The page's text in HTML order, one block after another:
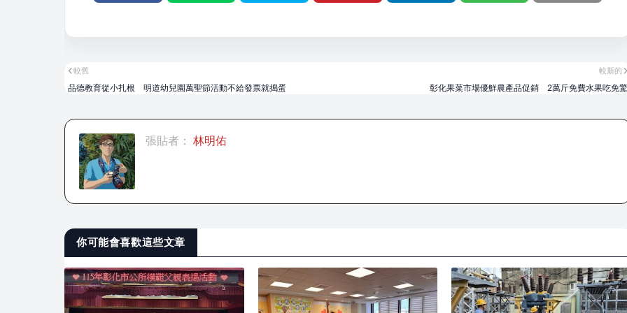
較新的
彰化果菜市場優鮮農產品促銷 2萬斤免費水果吃免驚
較舊
品德教育從小扎根 明道幼兒園萬聖節活動不給發票就搗蛋
張貼者： 林明佑
你可能會喜歡這些文章